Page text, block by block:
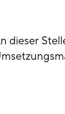
dieser